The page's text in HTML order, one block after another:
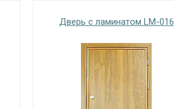
Дверь с ламинатом LM-016